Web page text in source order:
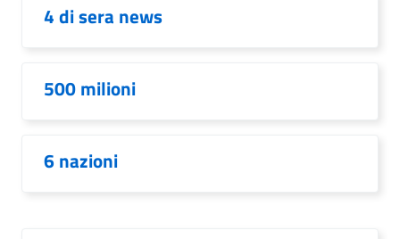
4 di sera news
500 milioni
6 nazioni